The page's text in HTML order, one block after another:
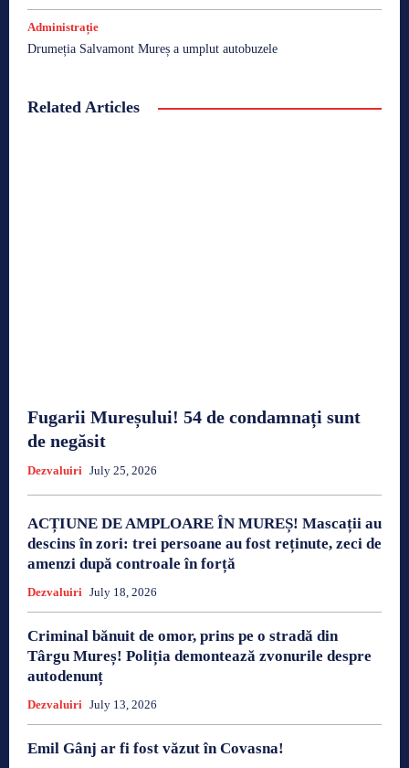
Administrație
Drumeția Salvamont Mureș a umplut autobuzele
Related Articles
Fugarii Mureșului! 54 de condamnați sunt
de negăsit
Dezvaluiri July 25, 2026
ACȚIUNE DE AMPLOARE ÎN MUREȘ! Mascații au
descins în zori: trei persoane au fost reținute, zeci de
amenzi după controale în forță
Dezvaluiri July 18, 2026
Criminal bănuit de omor, prins pe o stradă din
Târgu Mureș! Poliția demontează zvonurile despre
autodenunț
Dezvaluiri July 13, 2026
Emil Gânj ar fi fost văzut în Covasna!